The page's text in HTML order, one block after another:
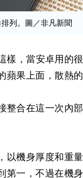
列。圖／非凡新聞
樣，當安卓用的很
蘋果上面，散熱的
整合在這一次內部
以機身厚度和重量
第一，不過在機身